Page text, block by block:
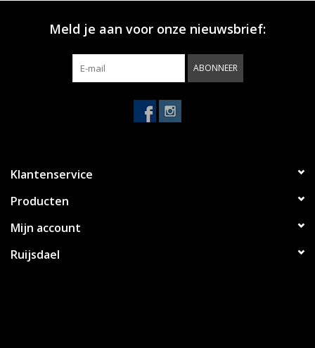
Meld je aan voor onze nieuwsbrief:
ABONNEER
Klantenservice
Producten
Mijn account
Ruijsdael